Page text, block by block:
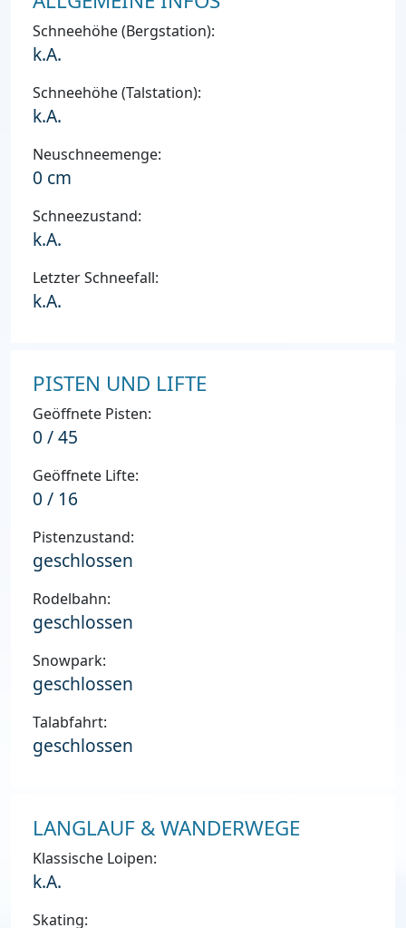
Schneehöhe (Bergstation):
k.A.
Schneehöhe (Talstation):
k.A.
Neuschneemenge:
0 cm
Schneezustand:
k.A.
Letzter Schneefall:
k.A.
PISTEN UND LIFTE
Geöffnete Pisten:
0 / 45
Geöffnete Lifte:
0 / 16
Pistenzustand:
geschlossen
Rodelbahn:
geschlossen
Snowpark:
geschlossen
Talabfahrt:
geschlossen
LANGLAUF & WANDERWEGE
Klassische Loipen:
k.A.
Skating: